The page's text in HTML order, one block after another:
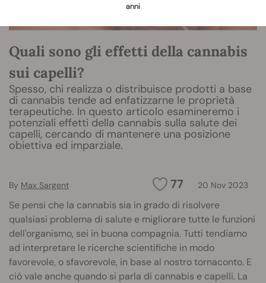
Quali sono gli effetti della cannabis
sui capelli?
Spesso, chi realizza o distribuisce prodotti a base
di cannabis tende ad enfatizzarne le proprietà
terapeutiche. In questo articolo esamineremo i
potenziali effetti della cannabis sulla salute dei
capelli, cercando di mantenere una posizione
obiettiva ed imparziale.
77 20 Nov 2023
By Max Sargent
Se pensi che la cannabis sia in grado di risolvere
qualsiasi problema di salute e migliorare tutte le funzioni
dell'organismo, sei in buona compagnia. Tutti tendiamo
ad interpretare le ricerche scientifiche in modo
favorevole, o sfavorevole, in base al nostro tornaconto. E
ciò vale anche quando si parla di cannabis e capelli. La
anni